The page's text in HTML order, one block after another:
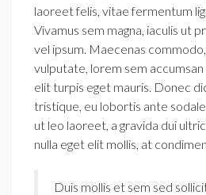
laoreet felis, vitae fermentum
Vivamus sem magna, iaculis ut
vel ipsum. Maecenas
vulputate, lorem sem
elit turpis eget mauris. Donec
tristique, eu lobortis ante
ut leo laoreet, a gravida dui
nulla eget elit mollis, at
Duis mollis et sem sed